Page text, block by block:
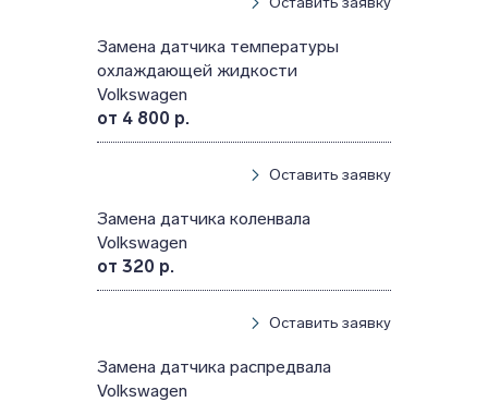
Замена датчика температуры
охлаждающей жидкости
Volkswagen
от 4 800 р.
Оставить заявку
Замена датчика коленвала
Volkswagen
от 320 р.
Оставить заявку
Замена датчика распредвала
Volkswagen